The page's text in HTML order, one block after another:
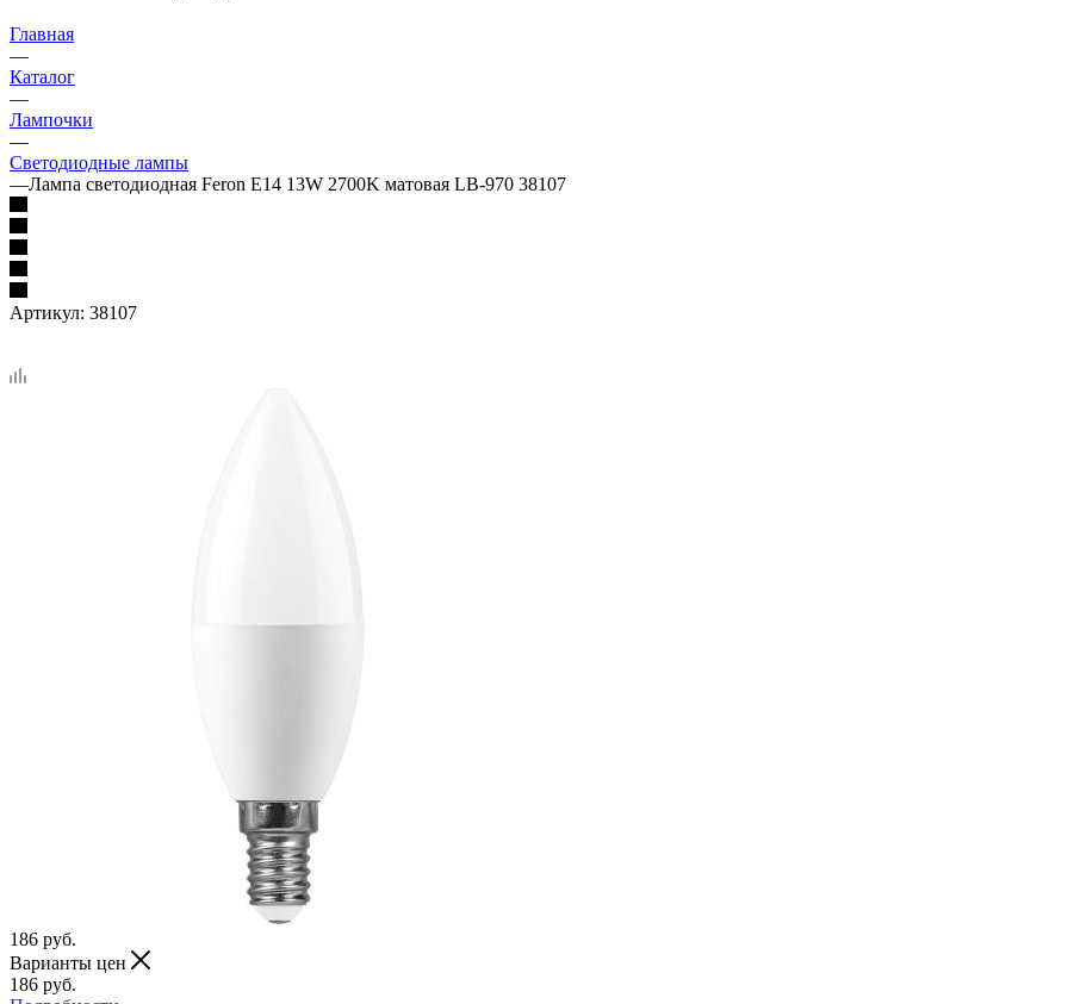
Главная
—
Каталог
—
Лампочки
—
Светодиодные лампы
—Лампа светодиодная Feron E14 13W 2700K матовая LB-970 38107
Артикул: 38107
186 руб.
Варианты цен
186 руб.